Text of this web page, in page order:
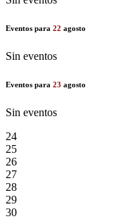
Eventos para 22 agosto
Sin eventos
Eventos para 23 agosto
Sin eventos
24
25
26
27
28
29
30